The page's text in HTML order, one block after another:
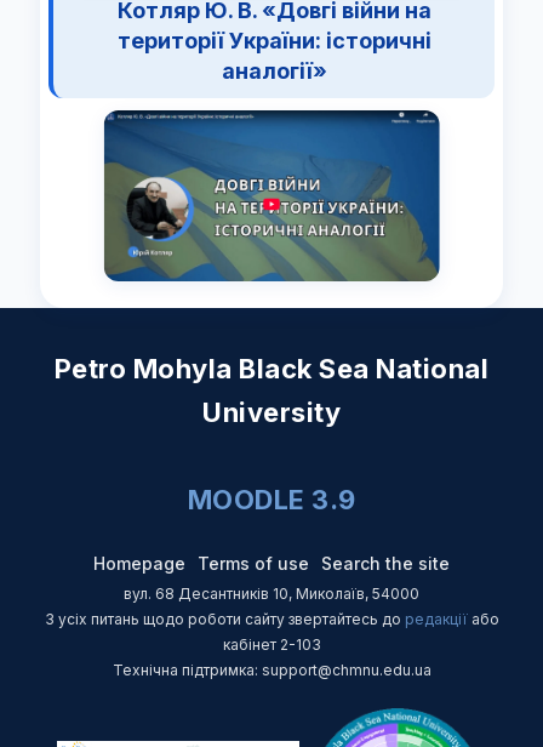
Котляр Ю. В. «Довгі війни на
території України: історичні
аналогії»
Petro Mohyla Black Sea National
University
MOODLE 3.9
Homepage Terms of use Search the site
вул. 68 Десантників 10, Миколаїв, 54000
З усіх питань щодо роботи сайту звертайтесь до редакції або
кабінет 2-103
Технічна підтримка: support@chmnu.edu.ua